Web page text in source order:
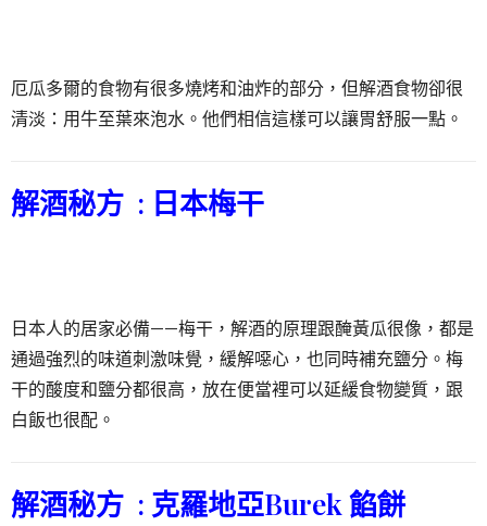
厄瓜多爾的食物有很多燒烤和油炸的部分，但解酒食物卻很
清淡：用牛至葉來泡水。他們相信這樣可以讓胃舒服一點。
解酒秘方 : 日本梅干
日本人的居家必備——梅干，解酒的原理跟醃黃瓜很像，都是
通過強烈的味道刺激味覺，緩解噁心，也同時補充鹽分。梅
干的酸度和鹽分都很高，放在便當裡可以延緩食物變質，跟
白飯也很配。
解酒秘方 : 克羅地亞Burek 餡餅